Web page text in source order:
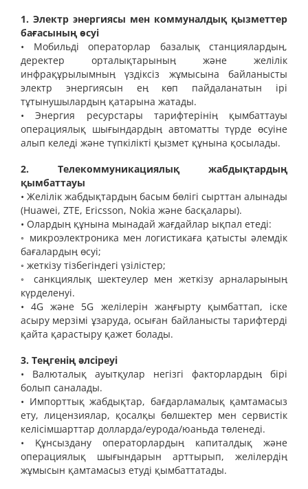
1. Электр энергиясы мен коммуналдық қызметтер
бағасының өсуі
• Мобильді операторлар базалық станциялардың,
деректер орталықтарының және желілік
инфрақұрылымның үздіксіз жұмысына байланысты
электр энергиясын ең көп пайдаланатын ірі
тұтынушылардың қатарына жатады.
• Энергия ресурстары тарифтерінің қымбаттауы
операциялық шығындардың автоматты түрде өсуіне
алып келеді және түпкілікті қызмет құнына қосылады.
2. Телекоммуникациялық жабдықтардың
қымбаттауы
• Желілік жабдықтардың басым бөлігі сырттан алынады
(Huawei, ZTE, Ericsson, Nokia және басқалары).
• Олардың құнына мынадай жағдайлар ықпал етеді:
◦ микроэлектроника мен логистикаға қатысты әлемдік
бағалардың өсуі;
◦ жеткізу тізбегіндегі үзілістер;
◦ санкциялық шектеулер мен жеткізу арналарының
күрделенуі.
• 4G және 5G желілерін жаңғырту қымбаттап, іске
асыру мерзімі ұзаруда, осыған байланысты тарифтерді
қайта қарастыру қажет болады.
3. Теңгенің әлсіреуі
• Валюталық ауытқулар негізгі факторлардың бірі
болып саналады.
• Импорттық жабдықтар, бағдарламалық қамтамасыз
ету, лицензиялар, қосалқы бөлшектер мен сервистік
келісімшарттар долларда/еурода/юаньда төленеді.
• Құнсыздану операторлардың капиталдық және
операциялық шығындарын арттырып, желілердің
жұмысын қамтамасыз етуді қымбаттатады.